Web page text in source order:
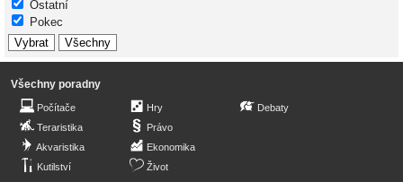
Ostatní
Pokec
Všechny poradny
Počítače
Teraristika
Akvaristika
Kutilství
Hry
Právo
Ekonomika
Život
Debaty